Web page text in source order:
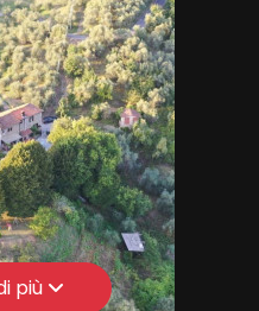
arredato di
più